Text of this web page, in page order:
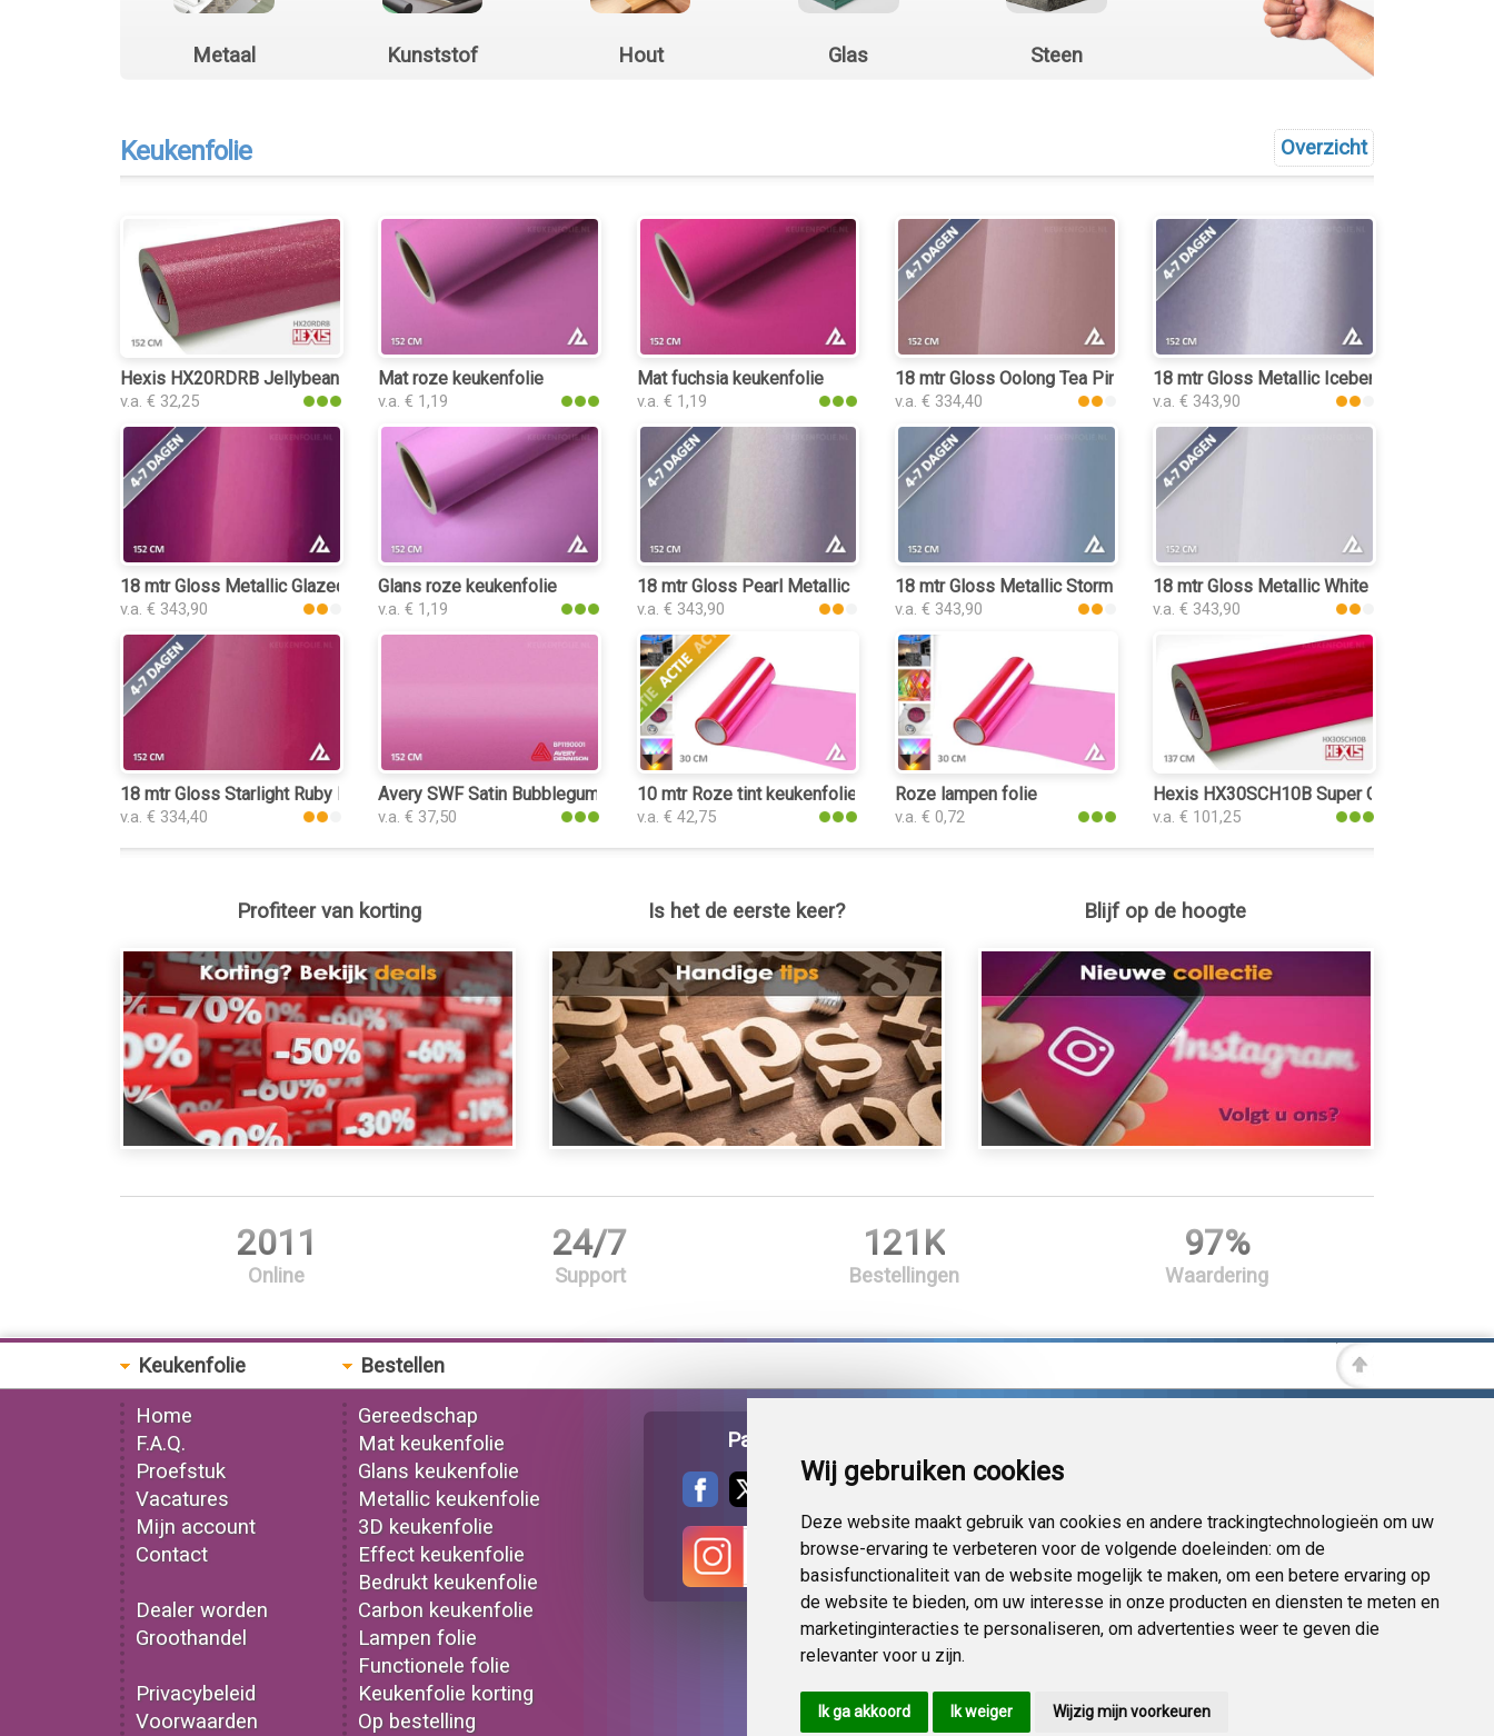
Wij gebruiken cookies
Deze website maakt gebruik van cookies en andere trackingtechnologieën om uw
browse-ervaring te verbeteren voor de volgende doeleinden: om de
basisfunctionaliteit van de website mogelijk te maken, om een betere ervaring op
de website te bieden, om uw interesse in onze producten en diensten te meten en
marketinginteracties te personaliseren, om advertenties weer te geven die
relevanter voor u zijn.
Ik ga akkoord Ik weiger Wijzig mijn voorkeuren
Metaal Kunststof Hout Glas Steen
Overzicht
Keukenfolie
Hexis HX20RDRB Jellybean Pink Gloss keukenfolie
v.a. € 32,25
Mat roze keukenfolie
v.a. € 1,19
Mat fuchsia keukenfolie
v.a. € 1,19
18 mtr Gloss Oolong Tea Pink 3139 keukenfolie
v.a. € 334,40
18 mtr Gloss Metallic Iceberry 3052
v.a. € 343,90
18 mtr Gloss Metallic Glazed Tower Red 3214 keukenfolie
v.a. € 343,90
Glans roze keukenfolie
v.a. € 1,19
18 mtr Gloss Pearl Metallic Rouge Pink 3153 keukenfolie
v.a. € 343,90
18 mtr Gloss Metallic Storm Grey Purple 3041 keukenfolie
v.a. € 343,90
18 mtr Gloss Metallic White Peach 3032
v.a. € 343,90
18 mtr Gloss Starlight Ruby Red 3226 keukenfolie
v.a. € 334,40
Avery SWF Satin Bubblegum Pink keukenfolie
v.a. € 37,50
10 mtr Roze tint keukenfolie
v.a. € 42,75
Roze lampen folie
v.a. € 0,72
Hexis HX30SCH10B Super Chrome Pink
v.a. € 101,25
Profiteer van korting Is het de eerste keer? Blijf op de hoogte
2011
Online
24/7
Support
121K
Bestellingen
97%
Waardering
Keukenfolie
Home
F.A.Q.
Proefstuk
Vacatures
Mijn account
Contact
Dealer worden
Groothandel
Privacybeleid
Voorwaarden
Bestellen
Gereedschap
Mat keukenfolie
Glans keukenfolie
Metallic keukenfolie
3D keukenfolie
Effect keukenfolie
Bedrukt keukenfolie
Carbon keukenfolie
Lampen folie
Functionele folie
Keukenfolie korting
Op bestelling
Pagina delen